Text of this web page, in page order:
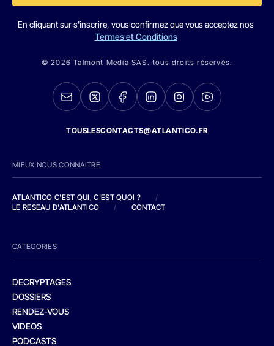
En cliquant sur s'inscrire, vous confirmez que vous acceptez nos
Termes et Conditions
© 2026 Talmont Media SAS. tous droits réservés.
TOUSLESCONTACTS@ATLANTICO.FR
MIEUX NOUS CONNAITRE
ATLANTICO C'EST QUI, C'EST QUOI ?
/
LE RESEAU D'ATLANTICO
/ CONTACT
CATEGORIES
DECRYPTAGES
DOSSIERS
RENDEZ-VOUS
VIDEOS
PODCASTS